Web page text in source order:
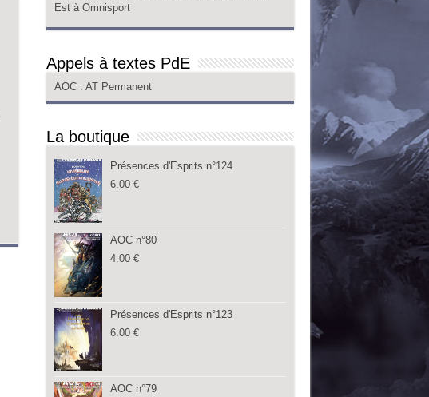
Est à Omnisport
Appels à textes PdE
AOC : AT Permanent
La boutique
Présences d'Esprits n°124
6.00 €
AOC n°80
4.00 €
Présences d'Esprits n°123
6.00 €
AOC n°79